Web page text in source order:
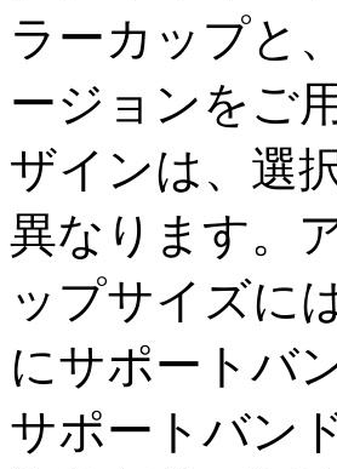
ラーカップと
ージョンをご
ザインは、選
異なります。
ップサイズに
にサポートバ
サポートバン